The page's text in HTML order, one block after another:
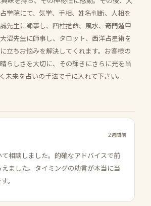
学院にて、気学、手相、姓名判断、人相を
先生に師事し、四柱推命、風水、奇門遁甲
沼先生に師事し、タロット、西洋占星術を
立ちお悩みを解決してくれます。お客様の
らしさを大切に、その輝きにさらに光を当
未来を占いの手法で手に入れて下さい。
2週間前
相談しました。的確なアドバイスで前
ました。タイミングの助言が本当に当
。